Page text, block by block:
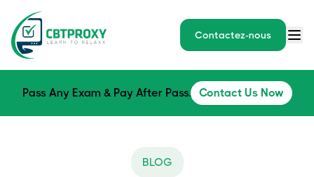
Contactez-nous
Pass Any Exam & Pay After Pass. Contact Us Now
BLOG